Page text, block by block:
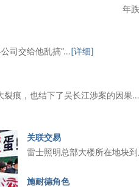
年
司交给他乱搞”…[详细]
裂痕，也结下了吴长江涉案的因果…
关联交易
雷士照明总部大楼所在地块
施耐德角色